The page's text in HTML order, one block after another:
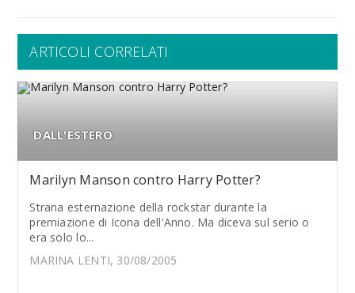
ARTICOLI CORRELATI
DALL'ESTERO
Marilyn Manson contro Harry Potter?
Strana esternazione della rockstar durante la
premiazione di Icona dell'Anno. Ma diceva sul serio o
era solo lo...
MARINA LENTI, 30/08/2005